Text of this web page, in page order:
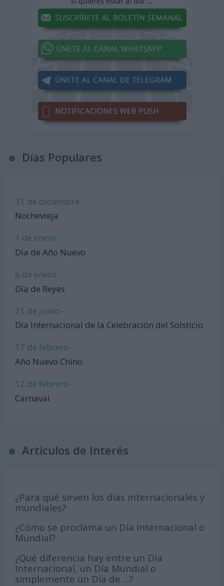
Días Populares
31 de diciembre -
Nochevieja
1 de enero -
Día de Año Nuevo
6 de enero -
Día de Reyes
21 de junio -
Día Internacional de la Celebración del Solsticio
17 de febrero -
Año Nuevo Chino
12 de febrero -
Carnaval
Articulos de Interés
¿Para qué sirven los días internacionales y
mundiales?
¿Cómo se proclama un Día Internacional o
Mundial?
¿Qué diferencia hay entre un Día
Internacional, un Día Mundial o
simplemente un Día de ...?